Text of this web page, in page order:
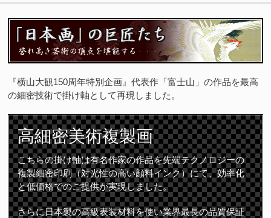
『横山大観150周年特別企画』代表作「富士山」の作品を最高
の細密技術で掛け軸として再現しました。
高細密美術複製画
こちらの掛け軸は有名作家の作品を先端テクノロジーの
複製細密印刷（対光性の高い顔料インク）にて、効率化
と低価格でのご提供が実現しました。
さらに日本製の高級表装材料を使い業界最長の品質保証